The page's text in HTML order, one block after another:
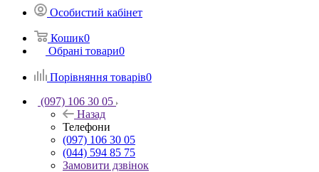
Особистий кабінет
Кошик0
Обрані товари0
Порівняння товарів0
(097) 106 30 05
Назад
Телефони
(097) 106 30 05
(044) 594 85 75
Замовити дзвінок